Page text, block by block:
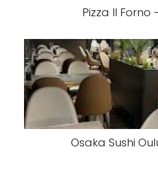
Pizza Il Forno
Osaka Sushi